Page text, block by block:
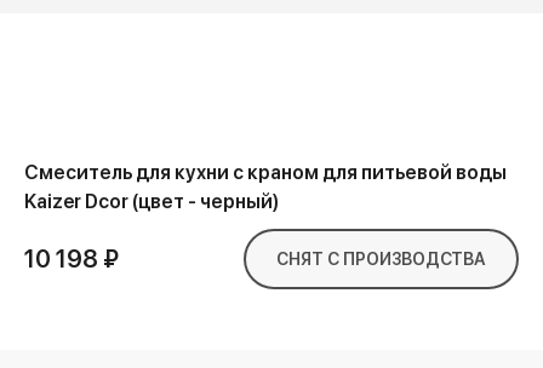
Смеситель для кухни с краном для питьевой воды
Kaizer Dcor (цвет - черный)
10 198 ₽ СНЯТ С ПРОИЗВОДСТВА